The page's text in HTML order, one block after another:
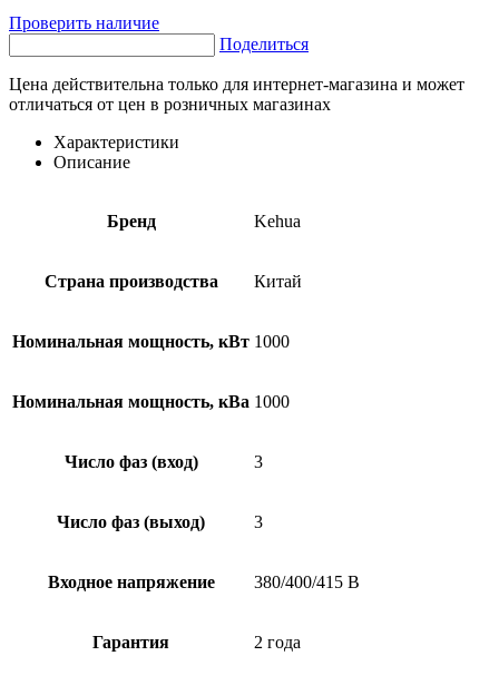
Проверить наличие
Поделиться
Цена действительна только для интернет-магазина и может
отличаться от цен в розничных магазинах
Характеристики
Описание
Бренд Kehua
Страна производства Китай
Номинальная мощность, кВт 1000
Номинальная мощность, кВа 1000
Число фаз (вход) 3
Число фаз (выход) 3
Входное напряжение 380/400/415 В
Гарантия 2 года